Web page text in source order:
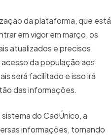
da plataforma, que está
em vigor em março, os
atualizados e precisos.
da população aos
será facilitado e isso irá
das informações.
do CadÚnico, a
informações, tornando